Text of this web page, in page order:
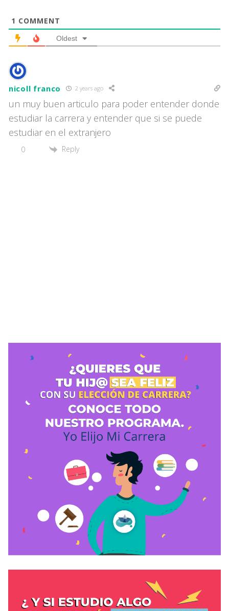
1 COMMENT
Oldest
nicoll franco 2 years ago
un muy buen articulo para poder entender donde
estudiar la carrera y entender que si se puede
estudiar en el extranjero
0 Reply